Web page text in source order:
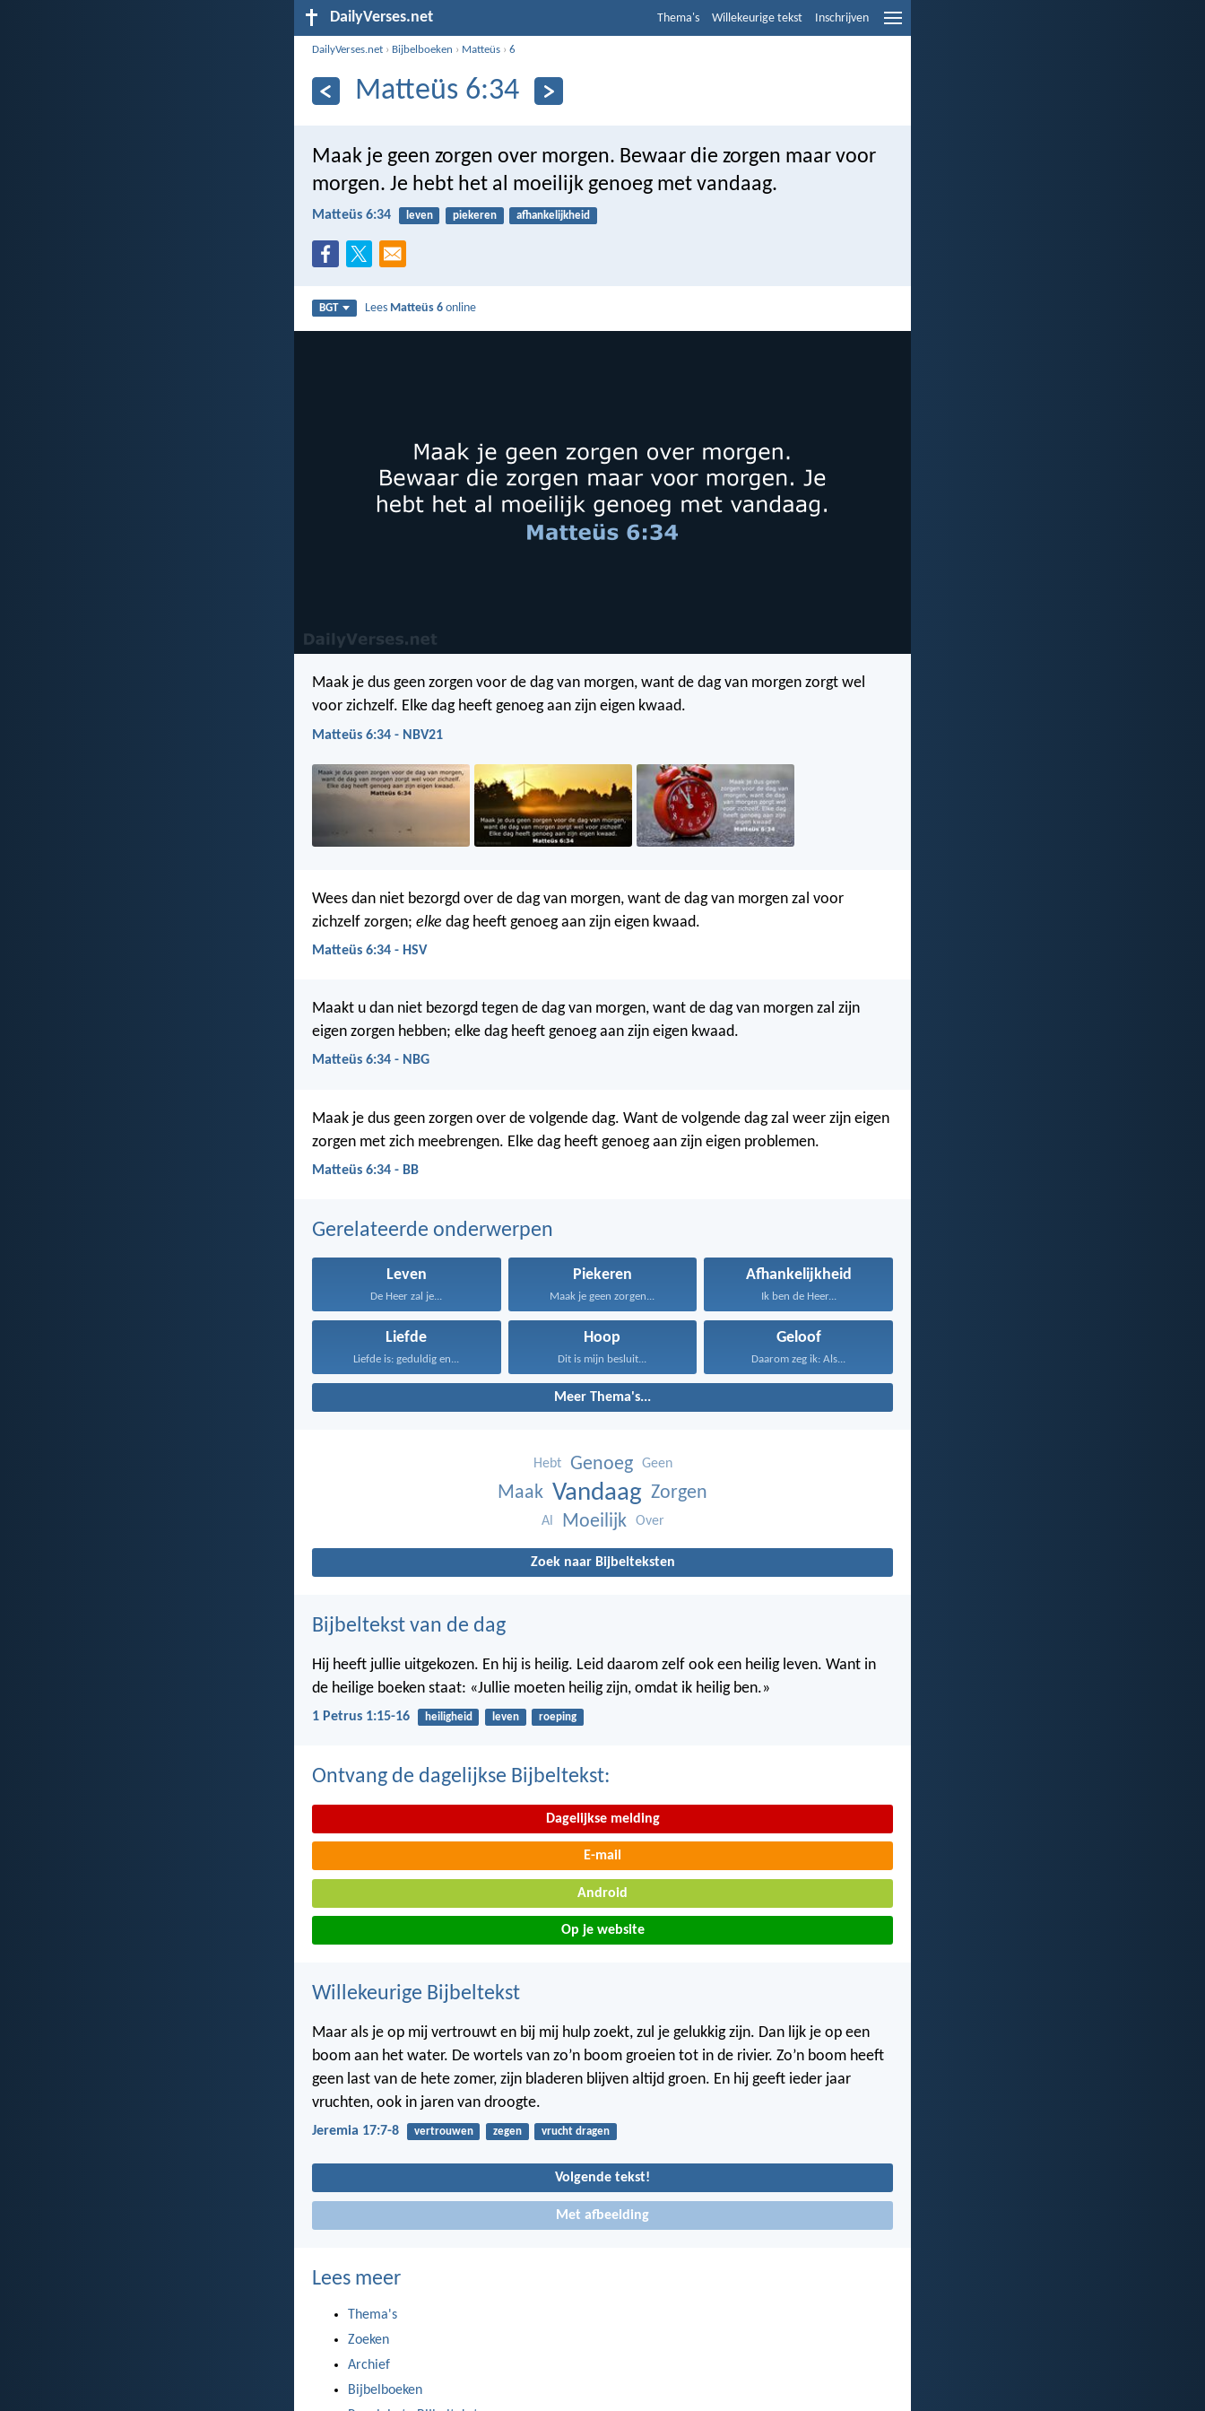
DailyVerses.net Thema's Willekeurige tekst Inschrijven
DailyVerses.net › Bijbelboeken › Matteüs ›6
Matteüs 6:34
Maak je geen zorgen over morgen. Bewaar die zorgen maar voor
morgen. Je hebt het al moeilijk genoeg met vandaag.
Matteüs 6:34 leven piekeren afhankelijkheid
BGT Lees Matteüs 6 online
Maak je dus geen zorgen voor de dag van morgen, want de dag van morgen zorgt wel
voor zichzelf. Elke dag heeft genoeg aan zijn eigen kwaad.
Matteüs 6:34 - NBV21
Wees dan niet bezorgd over de dag van morgen, want de dag van morgen zal voor
zichzelf zorgen; elke dag heeft genoeg aan zijn eigen kwaad.
Matteüs 6:34 - HSV
Maakt u dan niet bezorgd tegen de dag van morgen, want de dag van morgen zal zijn
eigen zorgen hebben; elke dag heeft genoeg aan zijn eigen kwaad.
Matteüs 6:34 - NBG
Maak je dus geen zorgen over de volgende dag. Want de volgende dag zal weer zijn eigen
zorgen met zich meebrengen. Elke dag heeft genoeg aan zijn eigen problemen.
Matteüs 6:34 - BB
Gerelateerde onderwerpen
Leven
De Heer zal je...
Piekeren
Maak je geen zorgen...
Afhankelijkheid
Ik ben de Heer...
Liefde
Liefde is: geduldig en...
Hoop
Dit is mijn besluit...
Geloof
Daarom zeg ik: Als...
Meer Thema's...
Hebt Genoeg Geen
Maak Vandaag Zorgen
Al Moeilijk Over
Zoek naar Bijbelteksten
Bijbeltekst van de dag
Hij heeft jullie uitgekozen. En hij is heilig. Leid daarom zelf ook een heilig leven. Want in
de heilige boeken staat: «Jullie moeten heilig zijn, omdat ik heilig ben.»
1 Petrus 1:15-16 heiligheid leven roeping
Ontvang de dagelijkse Bijbeltekst:
Dagelijkse melding
E-mail
Android
Op je website
Willekeurige Bijbeltekst
Maar als je op mij vertrouwt en bij mij hulp zoekt, zul je gelukkig zijn. Dan lijk je op een
boom aan het water. De wortels van zo’n boom groeien tot in de rivier. Zo’n boom heeft
geen last van de hete zomer, zijn bladeren blijven altijd groen. En hij geeft ieder jaar
vruchten, ook in jaren van droogte.
Jeremia 17:7-8 vertrouwen zegen vrucht dragen
Volgende tekst!
Met afbeelding
Lees meer
Thema's
Zoeken
Archief
Bijbelboeken